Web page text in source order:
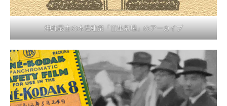
沖縄最古の木造建築「首里劇場」のアーカイブ